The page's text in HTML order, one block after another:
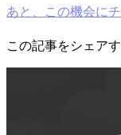
あと、この機会に
この記事をシェア